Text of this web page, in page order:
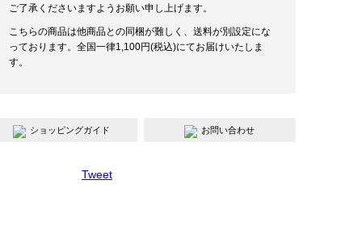
ご了承くださいますようお願い申し上げます。
こちらの商品は他商品との同梱が難しく、送料が別設定にな
っております。全国一律1,100円(税込)にてお届けいたしま
す。
ショッピングガイド お問い合わせ
Tweet